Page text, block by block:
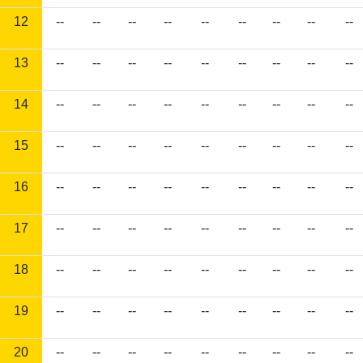
12 -- -- -- -- -- -- -- -- --
13 -- -- -- -- -- -- -- -- --
14 -- -- -- -- -- -- -- -- --
15 -- -- -- -- -- -- -- -- --
16 -- -- -- -- -- -- -- -- --
17 -- -- -- -- -- -- -- -- --
18 -- -- -- -- -- -- -- -- --
19 -- -- -- -- -- -- -- -- --
20 -- -- -- -- -- -- -- -- --